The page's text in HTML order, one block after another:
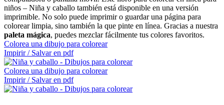
niños – Niña y caballo también está disponible en una versión
imprimible. No solo puede imprimir o guardar una página para
colorear limpia, sino también la que pinte en línea. Gracias a nuestra
paleta mágica, puedes mezclar fácilmente tus colores favoritos.
Colorea una dibujo para colorear
Impirir / Salvar en pdf
Colorea una dibujo para colorear
Impirir / Salvar en pdf